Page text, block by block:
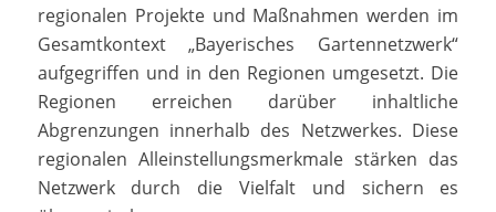
regionalen Projekte und Maßnahmen werden im
Gesamtkontext „Bayerisches Gartennetzwerk“
aufgegriffen und in den Regionen umgesetzt. Die
Regionen erreichen darüber inhaltliche
Abgrenzungen innerhalb des Netzwerkes. Diese
regionalen Alleinstellungsmerkmale stärken das
Netzwerk durch die Vielfalt und sichern es